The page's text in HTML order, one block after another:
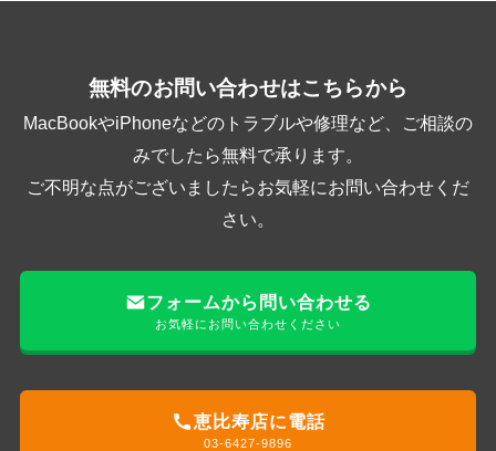
無料のお問い合わせはこちらから
MacBookやiPhoneなどのトラブルや修理など、ご相談の
みでしたら無料で承ります。
ご不明な点がございましたらお気軽にお問い合わせくだ
さい。
フォームから問い合わせる
お気軽にお問い合わせください
恵比寿店に電話
03-6427-9896